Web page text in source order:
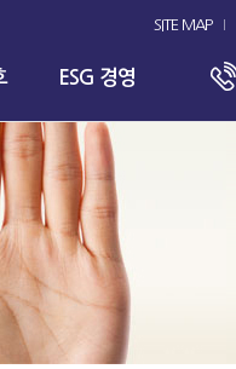
SITE MAP
ESG 경영